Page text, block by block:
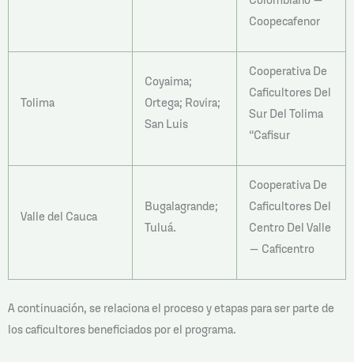
Coopecafenor
Tolima
Coyaima;
Ortega; Rovira;
San Luis
Cooperativa De
Caficultores Del
Sur Del Tolima
“Cafisur
Valle del Cauca
Bugalagrande;
Tuluá.
Cooperativa De
Caficultores Del
Centro Del Valle
– Caficentro
A continuación, se relacionael proceso y etapas para ser parte de
los caficultores beneficiados por el programa.